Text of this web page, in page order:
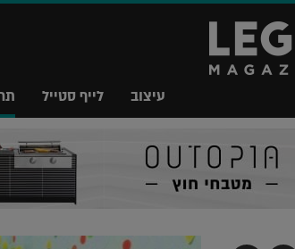
עיצוב לייף סטייל